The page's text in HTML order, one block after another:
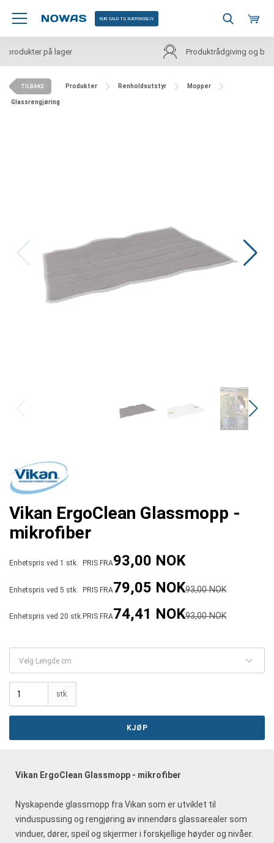
KUN SALG TIL NÆRINGSLIV
Produktrådgiving og bransjens beste priser
TILBAKE Produkter Renholdsutstyr Mopper
Glassrengjøring
Vikan ErgoClean Glassmopp -
mikrofiber
Enhetspris ved 1 stk. PRIS FRA93,00 NOK
Enhetspris ved 5 stk. PRIS FRA79,05 NOK93,00 NOK
Enhetspris ved 20 stk. PRIS FRA74,41 NOK93,00 NOK
Velg Lengde cm
stk.
KJØP
Vikan ErgoClean Glassmopp - mikrofiber
Nyskapende glassmopp fra Vikan som er utviklet til
vinduspussing og rengjøring av innendørs glassarealer som
vinduer, dører, speil og skjermer i forskjellige høyder og nivåer.